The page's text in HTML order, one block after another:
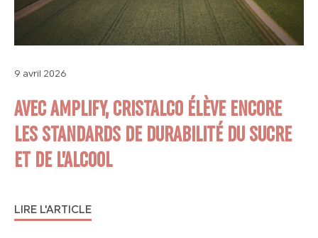
9 avril 2026
AVEC AMPLIFY, CRISTALCO ÉLÈVE ENCORE
LES STANDARDS DE DURABILITÉ DU SUCRE
ET DE L’ALCOOL
LIRE L'ARTICLE